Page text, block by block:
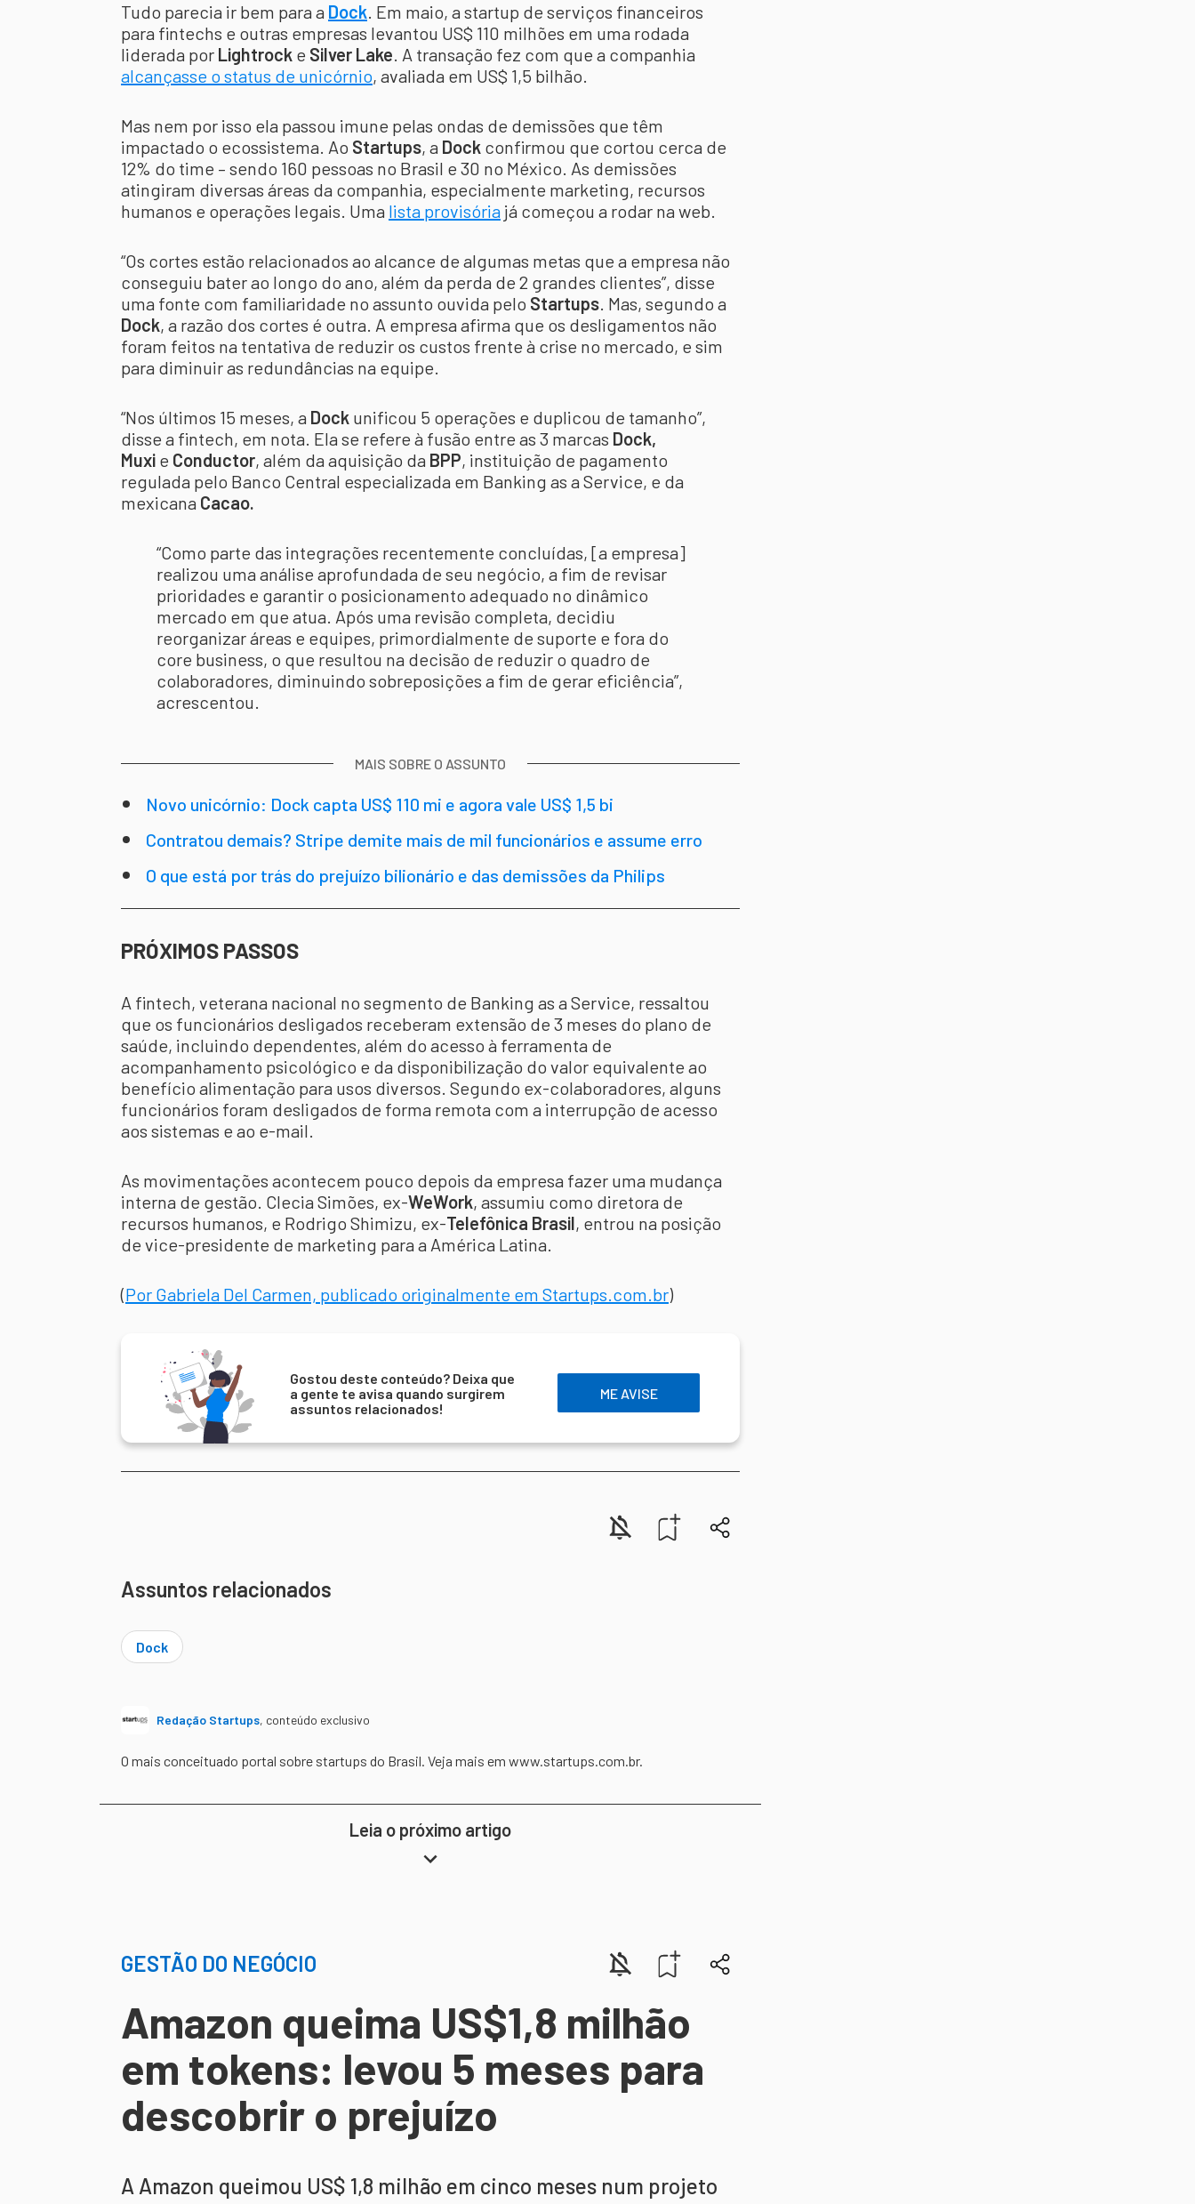
Tudo parecia ir bem para a Dock. Em maio, a startup de serviços financeiros
para fintechs e outras empresas levantou US$ 110 milhões em uma rodada
liderada por Lightrock e Silver Lake. A transação fez com que a companhia
alcançasse o status de unicórnio, avaliada em US$ 1,5 bilhão.
Mas nem por isso ela passou imune pelas ondas de demissões que têm
impactado o ecossistema. Ao Startups, a Dock confirmou que cortou cerca de
12% do time – sendo 160 pessoas no Brasil e 30 no México. As demissões
atingiram diversas áreas da companhia, especialmente marketing, recursos
humanos e operações legais. Uma lista provisória já começou a rodar na web.
“Os cortes estão relacionados ao alcance de algumas metas que a empresa não
conseguiu bater ao longo do ano, além da perda de 2 grandes clientes”, disse
uma fonte com familiaridade no assunto ouvida pelo Startups. Mas, segundo a
Dock, a razão dos cortes é outra. A empresa afirma que os desligamentos não
foram feitos na tentativa de reduzir os custos frente à crise no mercado, e sim
para diminuir as redundâncias na equipe.
“Nos últimos 15 meses, a Dock unificou 5 operações e duplicou de tamanho”,
disse a fintech, em nota. Ela se refere à fusão entre as 3 marcas Dock,
Muxi e Conductor, além da aquisição da BPP, instituição de pagamento
regulada pelo Banco Central especializada em Banking as a Service, e da
mexicana Cacao.
“Como parte das integrações recentemente concluídas, [a empresa]
realizou uma análise aprofundada de seu negócio, a fim de revisar
prioridades e garantir o posicionamento adequado no dinâmico
mercado em que atua. Após uma revisão completa, decidiu
reorganizar áreas e equipes, primordialmente de suporte e fora do
core business, o que resultou na decisão de reduzir o quadro de
colaboradores, diminuindo sobreposições a fim de gerar eficiência”,
acrescentou.
MAIS SOBRE O ASSUNTO
Novo unicórnio: Dock capta US$ 110 mi e agora vale US$ 1,5 bi
Contratou demais? Stripe demite mais de mil funcionários e assume erro
O que está por trás do prejuízo bilionário e das demissões da Philips
PRÓXIMOS PASSOS
A fintech, veterana nacional no segmento de Banking as a Service, ressaltou
que os funcionários desligados receberam extensão de 3 meses do plano de
saúde, incluindo dependentes, além do acesso à ferramenta de
acompanhamento psicológico e da disponibilização do valor equivalente ao
benefício alimentação para usos diversos. Segundo ex-colaboradores, alguns
funcionários foram desligados de forma remota com a interrupção de acesso
aos sistemas e ao e-mail.
As movimentações acontecem pouco depois da empresa fazer uma mudança
interna de gestão. Clecia Simões, ex-WeWork, assumiu como diretora de
recursos humanos, e Rodrigo Shimizu, ex-Telefônica Brasil, entrou na posição
de vice-presidente de marketing para a América Latina.
(Por Gabriela Del Carmen, publicado originalmente em Startups.com.br)
Gostou deste conteúdo? Deixa que
a gente te avisa quando surgirem
assuntos relacionados!
ME AVISE
Assuntos relacionados
Dock
Redação Startups, conteúdo exclusivo
O mais conceituado portal sobre startups do Brasil. Veja mais em www.startups.com.br.
Leia o próximo artigo
GESTÃO DO NEGÓCIO
Amazon queima US$1,8 milhão
em tokens: levou 5 meses para
descobrir o prejuízo
A Amazon queimou US$ 1,8 milhão em cinco meses num projeto